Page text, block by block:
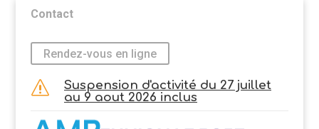
Contact
Rendez-vous en ligne
s
Suspension d'activité du 27 juillet
au 9 aout 2026 inclus